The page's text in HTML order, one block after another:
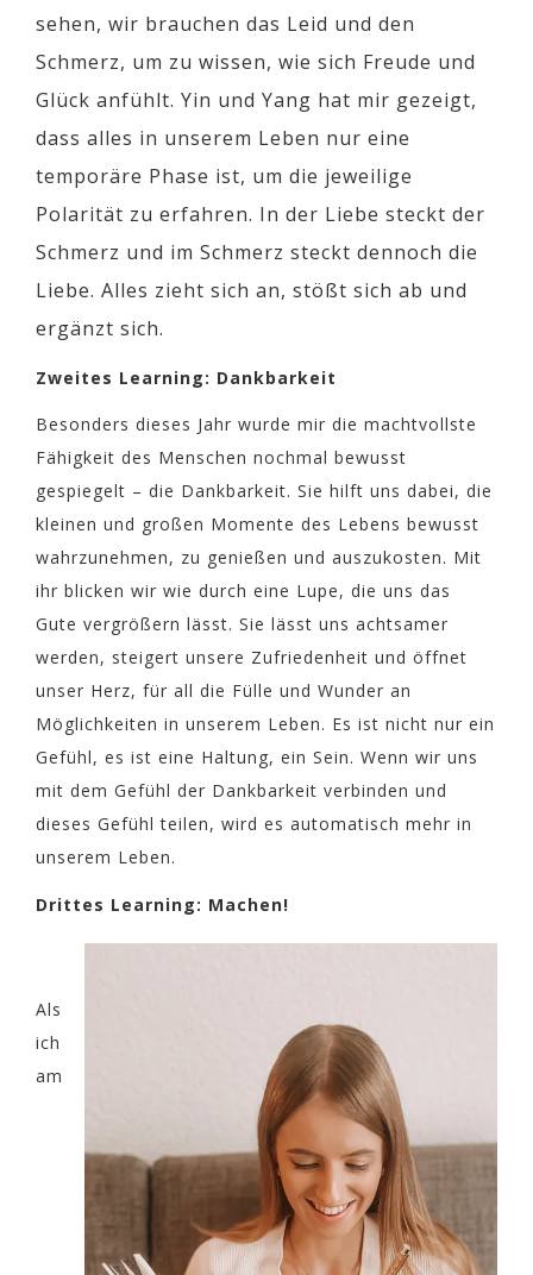
sehen, wir brauchen das Leid und den
Schmerz, um zu wissen, wie sich Freude und
Glück anfühlt. Yin und Yang hat mir gezeigt,
dass alles in unserem Leben nur eine
temporäre Phase ist, um die jeweilige
Polarität zu erfahren. In der Liebe steckt der
Schmerz und im Schmerz steckt dennoch die
Liebe. Alles zieht sich an, stößt sich ab und
ergänzt sich.
Zweites Learning: Dankbarkeit
Besonders dieses Jahr wurde mir die machtvollste
Fähigkeit des Menschen nochmal bewusst
gespiegelt – die Dankbarkeit. Sie hilft uns dabei, die
kleinen und großen Momente des Lebens bewusst
wahrzunehmen, zu genießen und auszukosten. Mit
ihr blicken wir wie durch eine Lupe, die uns das
Gute vergrößern lässt. Sie lässt uns achtsamer
werden, steigert unsere Zufriedenheit und öffnet
unser Herz, für all die Fülle und Wunder an
Möglichkeiten in unserem Leben. Es ist nicht nur ein
Gefühl, es ist eine Haltung, ein Sein. Wenn wir uns
mit dem Gefühl der Dankbarkeit verbinden und
dieses Gefühl teilen, wird es automatisch mehr in
unserem Leben.
Drittes Learning: Machen!
Als
ich
am